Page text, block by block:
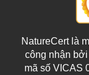
NatureCert là
công nhận
mã số VICAS